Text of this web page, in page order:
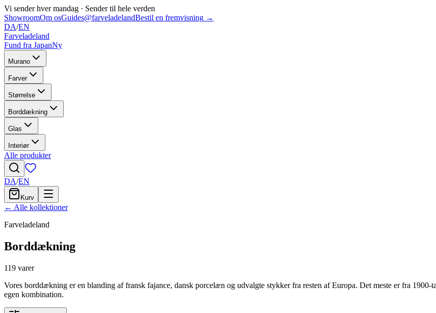
Vi sender hver mandag · Sender til hele verden
ShowroomOm osGuides@farveladelandBestil en fremvisning →
DA/EN
Farveladeland
Fund fra JapanNy
Murano
Farver
Størrelse
Borddækning
Glas
Interiør
Alle produkter
DA/EN
Kurv
← Alle kollektioner
Farveladeland
Borddækning
119 varer
Vores borddækning er en blanding af fransk fajance, dansk porcelæn og udvalgte stykker fra resten af Europa. Det meste er fra
egen kombination.